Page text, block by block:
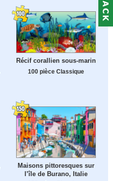
Récif corallien sous-marin
100 pièce Classique
Maisons pittoresques sur
l’île de Burano, Italie